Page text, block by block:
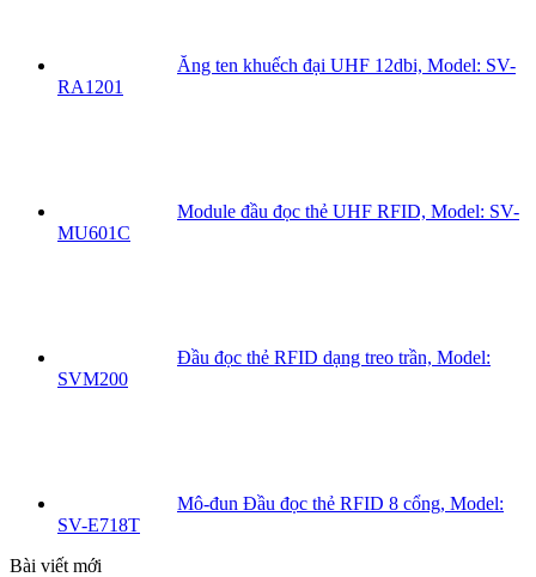
Ăng ten khuếch đại UHF 12dbi, Model: SV-
RA1201
Module đầu đọc thẻ UHF RFID, Model: SV-
MU601C
Đầu đọc thẻ RFID dạng treo trần, Model:
SVM200
Mô-đun Đầu đọc thẻ RFID 8 cổng, Model:
SV-E718T
Bài viết mới